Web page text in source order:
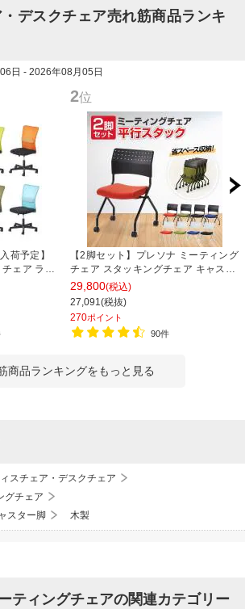
デスクチェア売れ筋商品ランキ
日 - 2026年08月05日
荷予定】
ェア ラン
ア デスク
行580×高
2位
【2脚セット】プレソナ ミーティング
チェア スタッキングチェア キャスタ
ー付き 座面クッション 幅570×奥行
565×高さ805mm 会議室 収納 法人
大人数 重ねる 会議用椅子 会議用チェ
ア
29,800(税込)
27,091(税抜)
270ポイント
90件
商品ランキングをもっと見る
スチェア・デスクチェア
グチェア
スター脚
木製
ティングチェアの関連カテゴリー